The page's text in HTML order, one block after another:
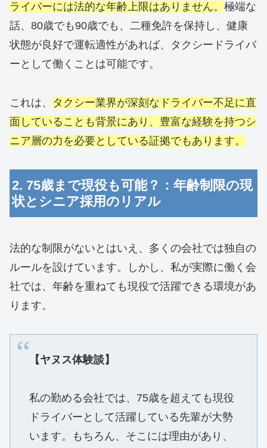
ライバーには法的な年齢上限はありません。 極端な
話、80歳でも90歳でも、二種免許を保持し、健康
状態が良好で運転適性があれば、タクシードライバ
ーとして働くことは可能です。
これは、 タクシー業界が深刻なドライバー不足に直
面していることも背景にあり、豊富な経験を持つシ
ニア層の力を必要としている証拠でもあります。
2. 75歳まで現役も可能？：年齢制限の現
状とシニア採用のリアル
法的な制限がないとはいえ、多くの会社では独自の
ルールを設けています。しかし、私が実際に働く会
社では、年齢を重ねても現役で活躍できる環境があ
ります。
【ヤヌス体験談】
私の勤める会社では、75歳を超えても現役
ドライバーとして活躍している先輩が大勢
います。もちろん、そこには理由があり、